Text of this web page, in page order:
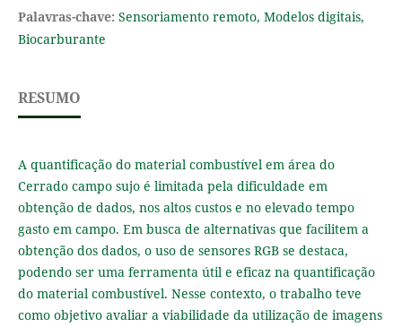
Palavras-chave: Sensoriamento remoto, Modelos digitais,
Biocarburante
RESUMO
A quantificação do material combustível em área do
Cerrado campo sujo é limitada pela dificuldade em
obtenção de dados, nos altos custos e no elevado tempo
gasto em campo. Em busca de alternativas que facilitem a
obtenção dos dados, o uso de sensores RGB se destaca,
podendo ser uma ferramenta útil e eficaz na quantificação
do material combustível. Nesse contexto, o trabalho teve
como objetivo avaliar a viabilidade da utilização de imagens